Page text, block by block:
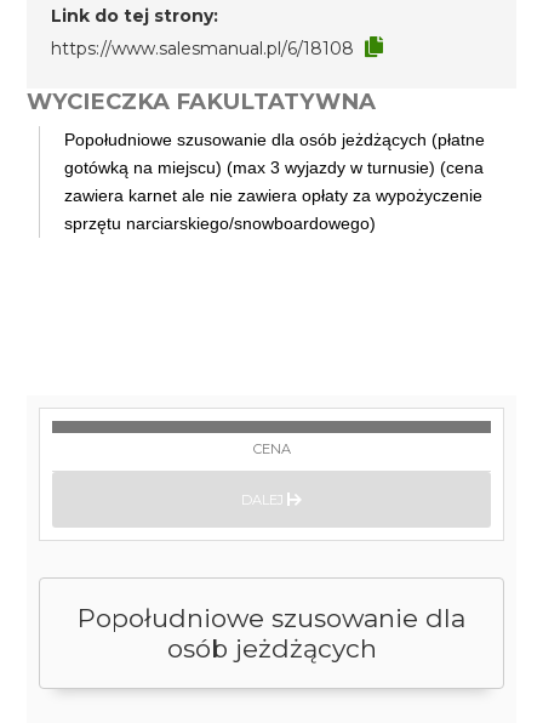
Link do tej strony:
https://www.salesmanual.pl/6/18108
WYCIECZKA FAKULTATYWNA
Popołudniowe szusowanie dla osób jeżdżących (płatne
gotówką na miejscu) (max 3 wyjazdy w turnusie) (cena
zawiera karnet ale nie zawiera opłaty za wypożyczenie
sprzętu narciarskiego/snowboardowego)
Popołudniowe szusowanie dla
osób jeżdżących
CENA
DALEJ